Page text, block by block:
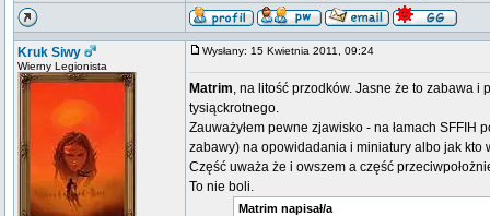
Kruk Siwy
Wierny Legionista
Wysłany: 15 Kwietnia 2011, 09:24
Matrim, na litość przodków. Jasne że to zabawa
tysiąckrotnego.
Zauważyłem pewne zjawisko - na łamach SFFIH
zabawy) na opowidadania i miniatury albo jak kto
Część uważa że i owszem a część
To nie boli.
Matrim napisał/a